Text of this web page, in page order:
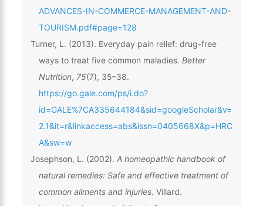
ADVANCES-IN-COMMERCE-MANAGEMENT-AND-
TOURISM.pdf#page=128
Turner, L. (2013). Everyday pain relief: drug-free
ways to treat five common maladies. Better
Nutrition, 75(7), 35–38.
https://go.gale.com/ps/i.do?
id=GALE%7CA335644184&sid=googleScholar&v=
2.1&it=r&linkaccess=abs&issn=0405668X&p=HRC
A&sw=w
Josephson, L. (2002). A homeopathic handbook of
natural remedies: Safe and effective treatment of
common ailments and injuries. Villard.